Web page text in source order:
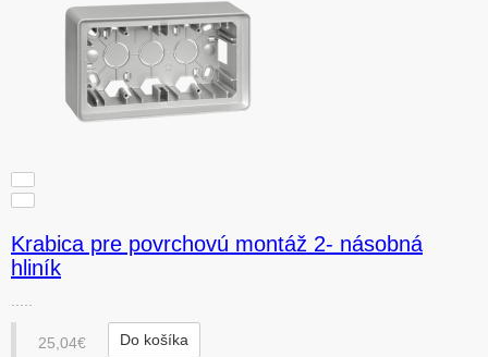
Krabica pre povrchovú montáž 2- násobná
hliník
25,04€ Do košíka